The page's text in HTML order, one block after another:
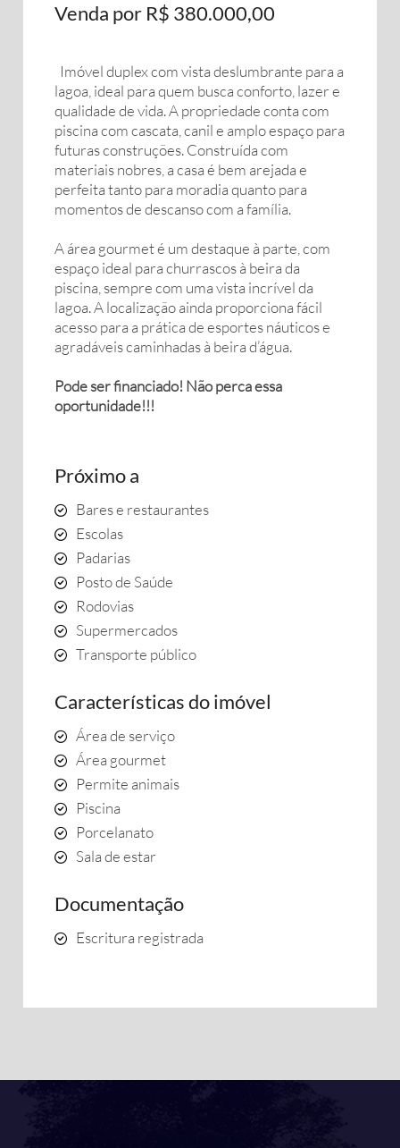
Venda por R$ 380.000,00
Imóvel duplex com vista deslumbrante para a
lagoa, ideal para quem busca conforto, lazer e
qualidade de vida. A propriedade conta com
piscina com cascata, canil e amplo espaço para
futuras construções. Construída com
materiais nobres, a casa é bem arejada e
perfeita tanto para moradia quanto para
momentos de descanso com a família.
A área gourmet é um destaque à parte, com
espaço ideal para churrascos à beira da
piscina, sempre com uma vista incrível da
lagoa. A localização ainda proporciona fácil
acesso para a prática de esportes náuticos e
agradáveis caminhadas à beira d’água.
Pode ser financiado! Não perca essa
oportunidade!!!
Próximo a
Bares e restaurantes
Escolas
Padarias
Posto de Saúde
Rodovias
Supermercados
Transporte público
Características do imóvel
Área de serviço
Área gourmet
Permite animais
Piscina
Porcelanato
Sala de estar
Documentação
Escritura registrada